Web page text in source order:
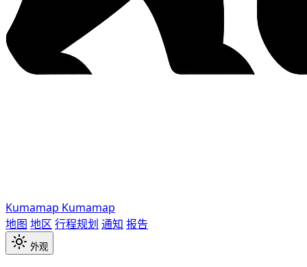
Kumamap Kumamap
地图 地区 行程规划 通知 报告
外观